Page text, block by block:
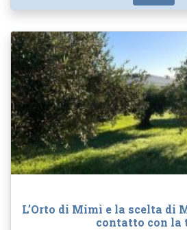
L’Orto di Mimì e la scelta di
contatto con la